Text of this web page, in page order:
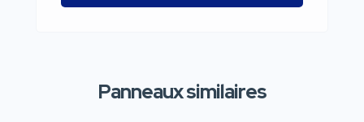
Panneaux similaires